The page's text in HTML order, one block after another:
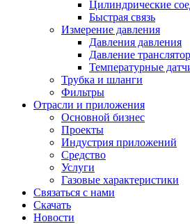
Цилиндрические
Быстрая связь
Измерение давления
Давления давления
Давление
Температурные
Трубка и шланги
Фильтры
Отрасли и приложения
Основной бизнес
Проекты
Индустрия приложений
Средство
Услуги
Газовые характеристики
Связаться с нами
Скачать
Новости